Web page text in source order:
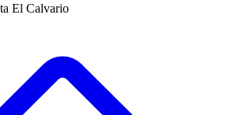
El Calvario